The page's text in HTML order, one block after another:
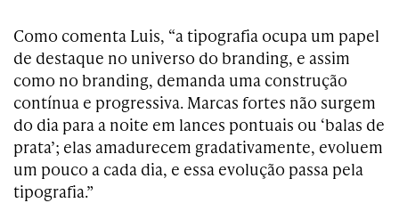
Como comenta Luis, “a tipografia ocupa um papel
de destaque no universo do branding, e assim
como no branding, demanda uma construção
contínua e progressiva. Marcas fortes não surgem
do dia para a noite em lances pontuais ou ‘balas de
prata’; elas amadurecem gradativamente, evoluem
um pouco a cada dia, e essa evolução passa pela
tipografia.”